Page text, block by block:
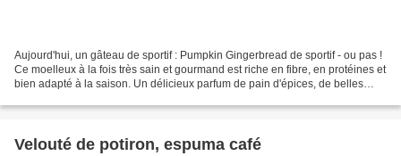
Aujourd'hui, un gâteau de sportif : Pumpkin Gingerbread de sportif - ou pas !
Ce moelleux à la fois très sain et gourmand est riche en fibre, en protéines et
bien adapté à la saison. Un délicieux parfum de pain d'épices, de belles
Velouté de potiron, espuma café